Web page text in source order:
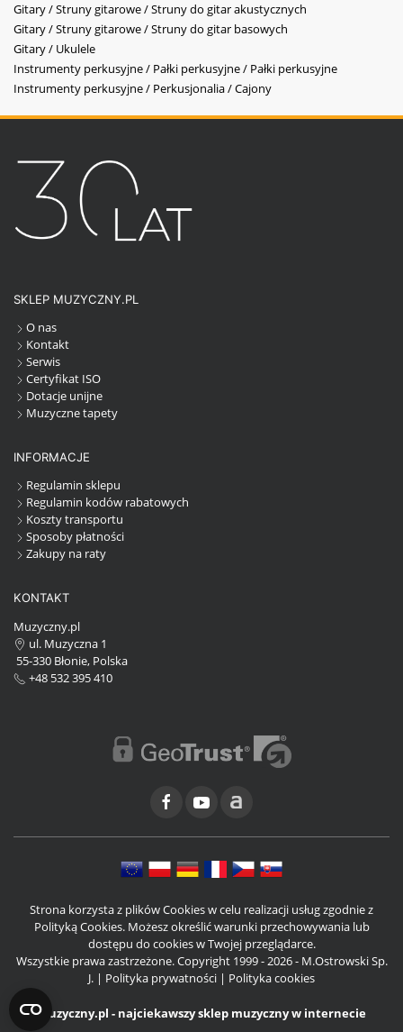
Gitary / Struny gitarowe / Struny do gitar akustycznych
Gitary / Struny gitarowe / Struny do gitar basowych
Gitary / Ukulele
Instrumenty perkusyjne / Pałki perkusyjne / Pałki perkusyjne
Instrumenty perkusyjne / Perkusjonalia / Cajony
SKLEP MUZYCZNY.PL
O nas
Kontakt
Serwis
Certyfikat ISO
Dotacje unijne
Muzyczne tapety
INFORMACJE
Regulamin sklepu
Regulamin kodów rabatowych
Koszty transportu
Sposoby płatności
Zakupy na raty
KONTAKT
Muzyczny.pl
ul. Muzyczna 1
55-330 Błonie, Polska
+48 532 395 410
Strona korzysta z plików Cookies w celu realizacji usług zgodnie z
Polityką Cookies. Możesz określić warunki przechowywania lub
dostępu do cookies w Twojej przeglądarce.
Wszystkie prawa zastrzeżone. Copyright 1999 - 2026 - M.Ostrowski Sp.
J. | Polityka prywatności | Polityka cookies
Muzyczny.pl - najciekawszy sklep muzyczny w internecie